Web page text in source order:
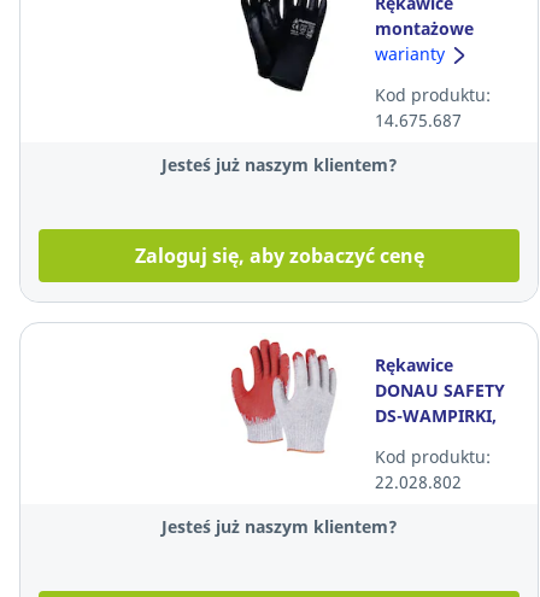
montażowe
WORKLINK
czarne, rozmiar
10
warianty
Kod produktu:
14.675.687
Jesteś już naszym klientem?
Zaloguj się, aby zobaczyć cenę
Rękawice
DONAU SAFETY
DS-WAMPIRKI,
rozmiar
uniwersalny, 10
par
Kod produktu:
22.028.802
Jesteś już naszym klientem?